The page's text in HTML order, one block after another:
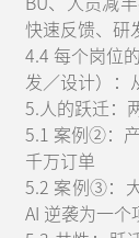
快速反馈、研
4.4 每个岗位
发／设计）：
5.人的跃迁：
5.1 案例②：
千万订单
5.2 案例③：
AI 逆袭为一个